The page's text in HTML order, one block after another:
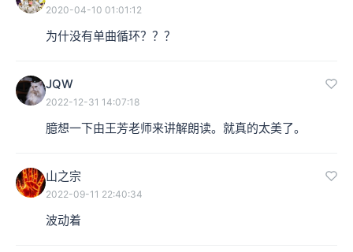
2020-04-10 01:01:12
为什没有单曲循环？？？
JQW
2022-12-31 14:07:18
臆想一下由王芳老师来讲解朗读。就真的太美了。
山之宗
2022-09-11 22:40:34
波动着